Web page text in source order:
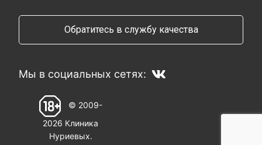
Обратитесь в службу качества
Мы в социальных сетях:
© 2009-
2026 Клиника
Нуриевых.